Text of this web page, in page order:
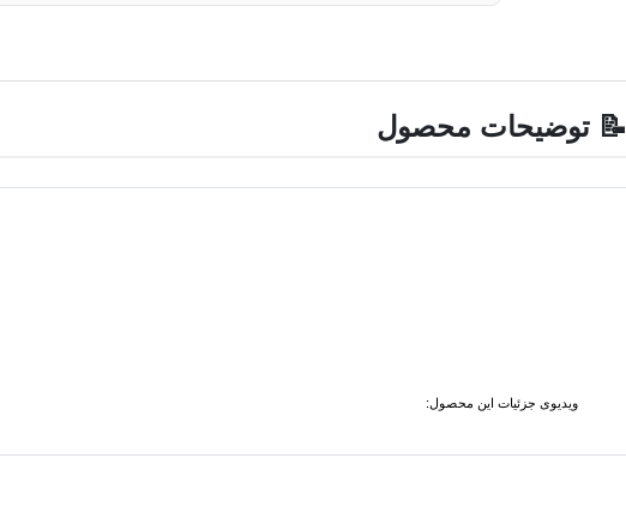
📝 توضیحات محصول
ویدیوی جزئیات این محصول: